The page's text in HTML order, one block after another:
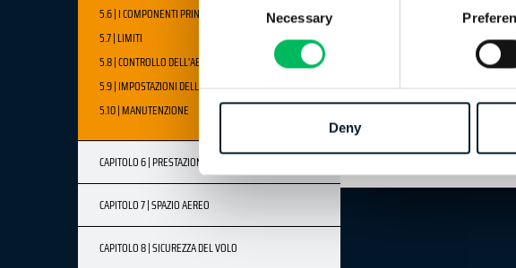
Selection
Necessary
Deny
5.6 | I COMPONENTI PRINCIPALI
5.7 | LIMITI
5.8 | CONTROLLO DELL'AEROMOBILE
5.9 | IMPOSTAZIONI DELL'AEROMOBILE
5.10 | MANUTENZIONE
CAPITOLO 6 | PRESTAZIONI UMANE
CAPITOLO 7 | SPAZIO AEREO
CAPITOLO 8 | SICUREZZA DEL VOLO
Crea